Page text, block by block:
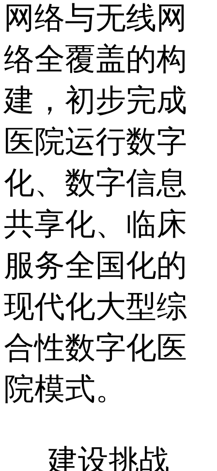
网络与无线网
络全覆盖的构
建，初步完成
医院运行数字
化、数字信息
共享化、临床
服务全国化的
现代化大型综
合性数字化医
院模式。
建设挑战